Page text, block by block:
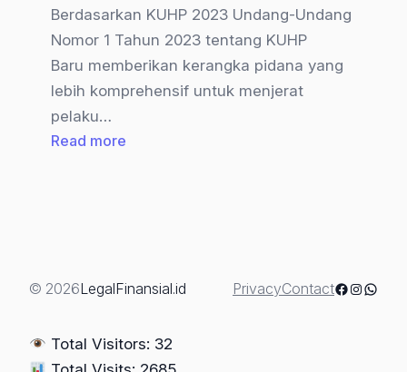
Berdasarkan KUHP 2023 Undang-Undang
Nomor 1 Tahun 2023 tentang KUHP
Baru memberikan kerangka pidana yang
lebih komprehensif untuk menjerat
pelaku…
Read more
dan
Bagian
© 2026LegalFinansial.id PrivacyContactFacebook
Total Visitors: 32